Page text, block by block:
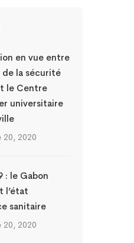
en vue entre
de la sécurité
le Centre
universitaire
20, 2020
: le Gabon
l’état
sanitaire
20, 2020